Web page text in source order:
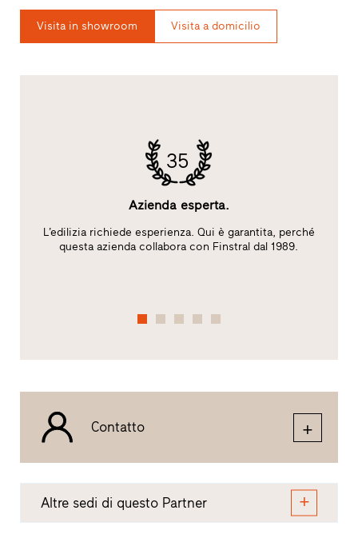
Visita in showroom Visita a domicilio
35
Azienda esperta.
L’edilizia richiede esperienza. Qui è garantita, perché
questa azienda collabora con Finstral dal 1989.
Contatto
Altre sedi di questo Partner